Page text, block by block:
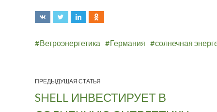
Ветроэнергетика Германия солнечная
ПРЕДЫДУЩАЯ СТАТЬЯ
SHELL ИНВЕСТИРУЕТ В